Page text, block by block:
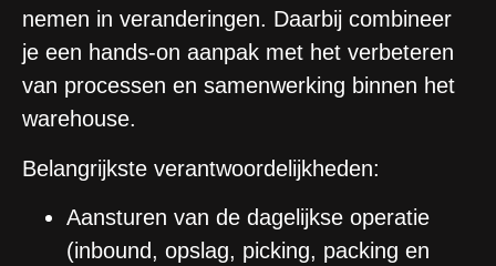
nemen in veranderingen. Daarbij combineer
je een hands-on aanpak met het verbeteren
van processen en samenwerking binnen het
warehouse.
Belangrijkste verantwoordelijkheden:
Aansturen van de dagelijkse operatie
(inbound, opslag, picking, packing en